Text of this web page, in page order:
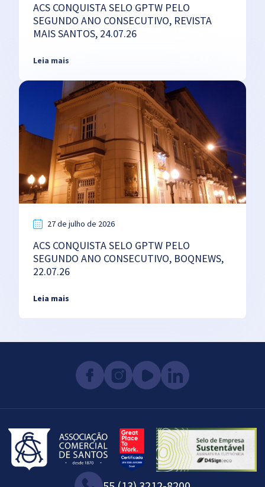
ACS CONQUISTA SELO GPTW PELO
SEGUNDO ANO CONSECUTIVO, REVISTA
MAIS SANTOS, 24.07.26
Leia mais
27 de julho de 2026
ACS CONQUISTA SELO GPTW PELO
SEGUNDO ANO CONSECUTIVO, BOQNEWS,
22.07.26
Leia mais